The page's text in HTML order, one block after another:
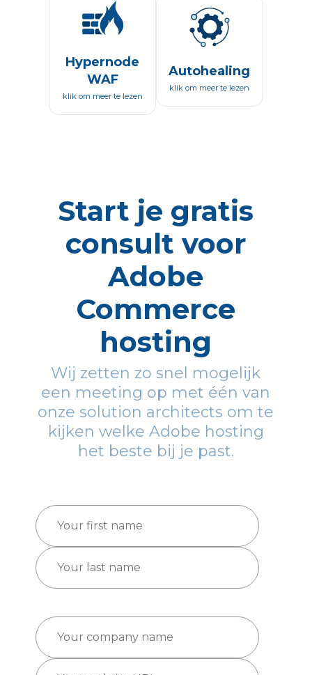
Hypernode
WAF
klik om meer te lezen
Autohealing
klik om meer te lezen
Start je gratis
consult voor
Adobe
Commerce
hosting
Wij zetten zo snel mogelijk
een meeting op met één van
onze solution architects om te
kijken welke Adobe hosting
het beste bij je past.